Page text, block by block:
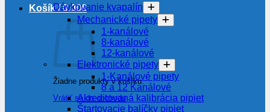
Košík /0.00€
Žiadne produkty v košíku.
Vrátiť sa do obchodu
Dávkovanie kvapalín
Mechanické pipety
1-kanálové
8-kanálové
12-kanálové
Elektronické pipety
1-Kanálové pipety
8 a 12 Kanálové
Akreditovaná kalibrácia pipiet
Štartovacie balíčky pipiet